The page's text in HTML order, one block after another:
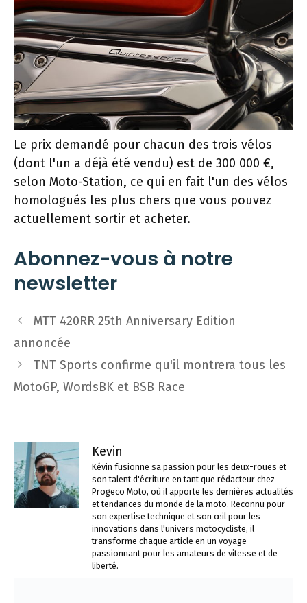
Le prix demandé pour chacun des trois vélos
(dont l'un a déjà été vendu) est de 300 000 €,
selon Moto-Station, ce qui en fait l'un des vélos
homologués les plus chers que vous pouvez
actuellement sortir et acheter.
Abonnez-vous à notre
newsletter
Navigation
des
MTT 420RR 25th Anniversary Edition
annoncée
TNT Sports confirme qu'il montrera tous les
MotoGP, WordsBK et BSB Race
Kevin
Kévin fusionne sa passion pour les deux-roues et
son talent d'écriture en tant que rédacteur chez
Progeco Moto, où il apporte les dernières actualités
et tendances du monde de la moto. Reconnu pour
son expertise technique et son œil pour les
innovations dans l'univers motocycliste, il
transforme chaque article en un voyage
passionnant pour les amateurs de vitesse et de
liberté.